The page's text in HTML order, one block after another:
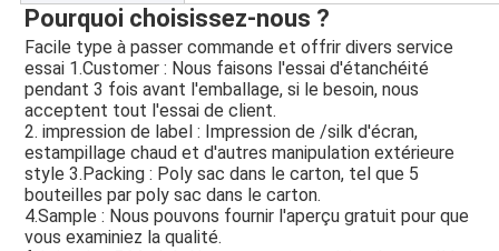
Pourquoi choisissez-nous ?
Facile type à passer commande et offrir divers service
essai 1.Customer : Nous faisons l'essai d'étanchéité
pendant 3 fois avant l'emballage, si le besoin, nous
acceptent tout l'essai de client.
2. impression de label : Impression de /silk d'écran,
estampillage chaud et d'autres manipulation extérieure
style 3.Packing : Poly sac dans le carton, tel que 5
bouteilles par poly sac dans le carton.
4.Sample : Nous pouvons fournir l'aperçu gratuit pour que
vous examiniez la qualité.